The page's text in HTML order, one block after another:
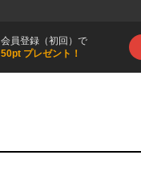
会員登録（初回）で
50pt プレゼント！